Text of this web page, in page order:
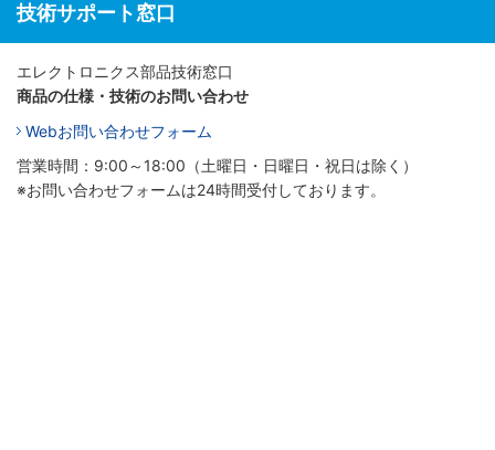
技術サポート窓口
エレクトロニクス部品技術窓口
商品の仕様・技術のお問い合わせ
Webお問い合わせフォーム
営業時間：9:00～18:00（土曜日・日曜日・祝日は除く）
※お問い合わせフォームは24時間受付しております。